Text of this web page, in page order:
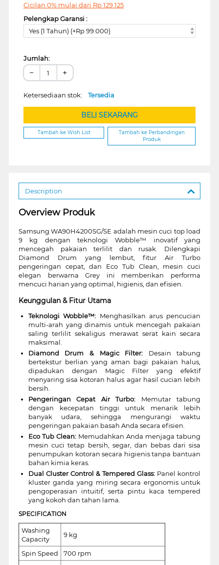
Cicilan 0% mulai dari Rp129.125
Pelengkap Garansi :
Yes (1 Tahun) (+Rp 99.000)
Jumlah:
− +
Ketersediaan stok: Tersedia
BELI SEKARANG
Tambah ke Wish List
Tambah ke Perbandingan
Produk
Description
Overview Produk
Samsung WA90H4200SG/SE adalah mesin cuci top load
9 kg dengan teknologi Wobble™ inovatif yang
mencegah pakaian terlilit dan rusak. Dilengkapi
Diamond Drum yang lembut, fitur Air Turbo
pengeringan cepat, dan Eco Tub Clean, mesin cuci
elegan berwarna Grey ini memberikan performa
mencuci harian yang optimal, higienis, dan efisien.
Keunggulan & Fitur Utama
Teknologi Wobble™: Menghasilkan arus pencucian
multi-arah yang dinamis untuk mencegah pakaian
saling terlilit sekaligus merawat serat kain secara
maksimal.
Diamond Drum & Magic Filter: Desain tabung
bertekstur berlian yang aman bagi pakaian halus,
dipadukan dengan Magic Filter yang efektif
menyaring sisa kotoran halus agar hasil cucian lebih
bersih.
Pengeringan Cepat Air Turbo: Memutar tabung
dengan kecepatan tinggi untuk menarik lebih
banyak udara, sehingga mengurangi waktu
pengeringan pakaian basah Anda secara efisien.
Eco Tub Clean:Memudahkan Anda menjaga tabung
mesin cuci tetap bersih, segar, dan bebas dari sisa
penumpukan kotoran secara higienis tanpa bantuan
bahan kimia keras.
Dual Cluster Control & Tempered Glass: Panel kontrol
kluster ganda yang miring secara ergonomis untuk
pengoperasian intuitif, serta pintu kaca tempered
yang kokoh dan tahan lama.
SPECIFICATION
Washing
Capacity
9 kg
Spin Speed
700 rpm